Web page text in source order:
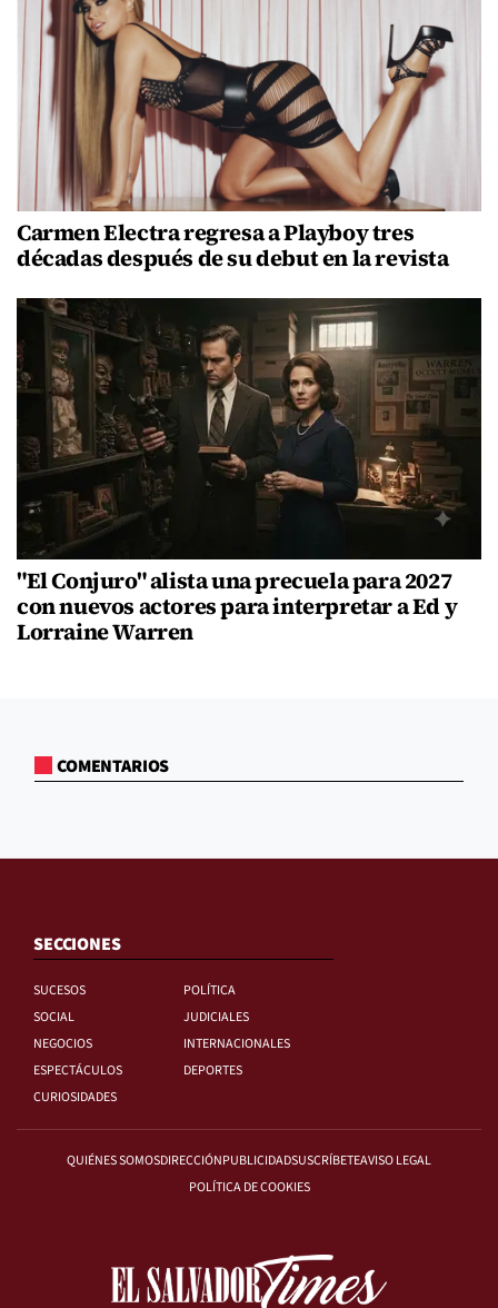
Carmen Electra regresa a Playboy tres
décadas después de su debut en la revista
"El Conjuro" alista una precuela para 2027
con nuevos actores para interpretar a Ed y
Lorraine Warren
COMENTARIOS
SECCIONES
SUCESOS
POLÍTICA
SOCIAL
JUDICIALES
NEGOCIOS
INTERNACIONALES
ESPECTÁCULOS
DEPORTES
CURIOSIDADES
QUIÉNES SOMOSDIRECCIÓNPUBLICIDADSUSCRÍBETEAVISO LEGAL
POLÍTICA DE COOKIES